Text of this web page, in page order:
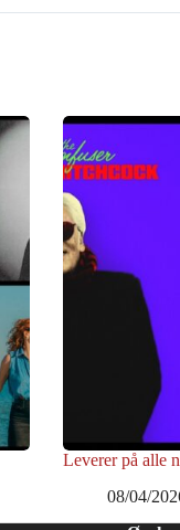
Leverer på alle
08/04/